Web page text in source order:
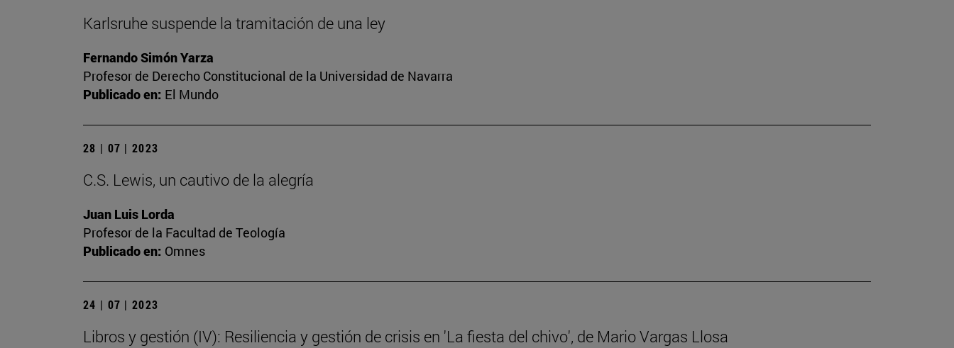
Karlsruhe suspende la tramitación de una ley
Fernando Simón Yarza
Profesor de Derecho Constitucional de la Universidad de Navarra
Publicado en: El Mundo
28 | 07 | 2023
C.S. Lewis, un cautivo de la alegría
Juan Luis Lorda
Profesor de la Facultad de Teología
Publicado en: Omnes
24 | 07 | 2023
Libros y gestión (IV): Resiliencia y gestión de crisis en 'La fiesta del chivo', de Mario Vargas Llosa